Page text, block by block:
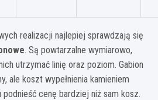
realizacji najlepiej sprawdzają się
. Są powtarzalne wymiarowo,
utrzymać linię oraz poziom. Gabion
ale koszt wypełnienia kamieniem
podnieść cenę bardziej niż sam kosz.